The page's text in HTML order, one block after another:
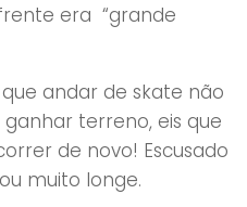
era “grande
andar de skate não
terreno, eis que
de novo! Escusado
muito longe.